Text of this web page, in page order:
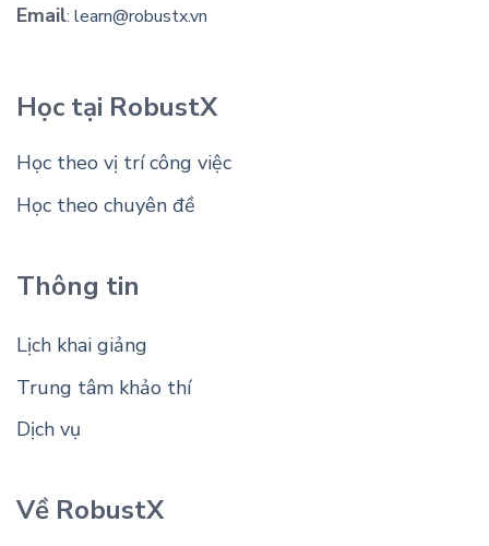
Email: learn@robustx.vn
Học tại RobustX
Học theo vị trí công việc
Học theo chuyên đề
Thông tin
Lịch khai giảng
Trung tâm khảo thí
Dịch vụ
Về RobustX